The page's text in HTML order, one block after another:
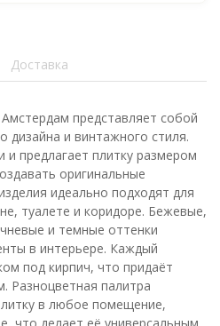
Доставка
представляет собой
дизайна и винтажного стиля.
и предлагает плитку размером
оригинальные
идеально подходят для
туалете и коридоре. Бежевые,
и темные оттенки
в интерьере. Каждый
под кирпич, что придаёт
Разноцветная палитра
в любое помещение,
что делает её универсальным